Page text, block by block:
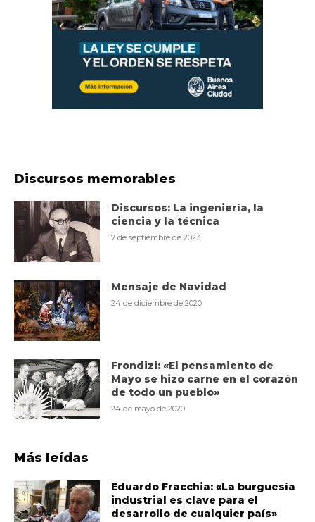
Discursos memorables
Discursos: La ingeniería, la
ciencia y la técnica
7 de septiembre de 2023
Mensaje de Navidad
24 de diciembre de 2020
Frondizi: «El pensamiento de
Mayo se hizo carne en el corazón
de todo un pueblo»
24 de mayo de 2020
Más leídas
Eduardo Fracchia: «La burguesía
industrial es clave para el
desarrollo de cualquier país»